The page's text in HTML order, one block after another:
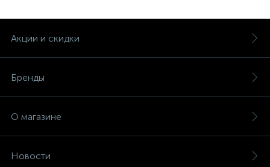
Акции и скидки
Бренды
О магазине
Новости